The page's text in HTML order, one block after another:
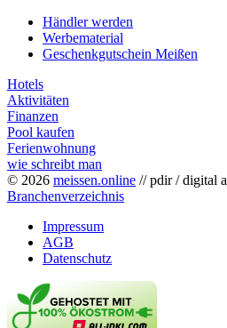
Händler werden
Werbematerial
Geschenkgutschein Meißen
Hotels
Aktivitäten
Finanzen
Pool kaufen
Ferienwohnung
wie schreibt man
© 2026 meissen.online // pdir / digital
Branchenverzeichnis
Impressum
AGB
Datenschutz